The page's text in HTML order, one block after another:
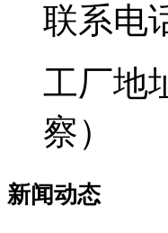
联系电
工厂地
察）
新闻动态